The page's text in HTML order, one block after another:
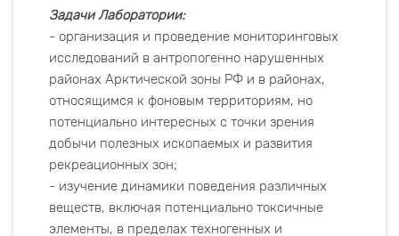
Задачи Лаборатории:
- организация и проведение мониторинговых
исследований в антропогенно нарушенных
районах Арктической зоны РФ и в районах,
относящимся к фоновым территориям, но
потенциально интересных с точки зрения
добычи полезных ископаемых и развития
рекреационных зон;
- изучение динамики поведения различных
веществ, включая потенциально токсичные
элементы, в пределах техногенных и